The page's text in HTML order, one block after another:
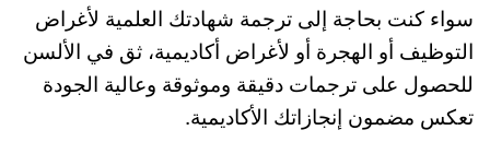
سواء كنت بحاجة إلى ترجمة شهادتك العلمية لأغراض
التوظيف أو الهجرة أو لأغراض أكاديمية، ثق في الألسن
للحصول على ترجمات دقيقة وموثوقة وعالية الجودة
تعكس مضمون إنجازاتك الأكاديمية.